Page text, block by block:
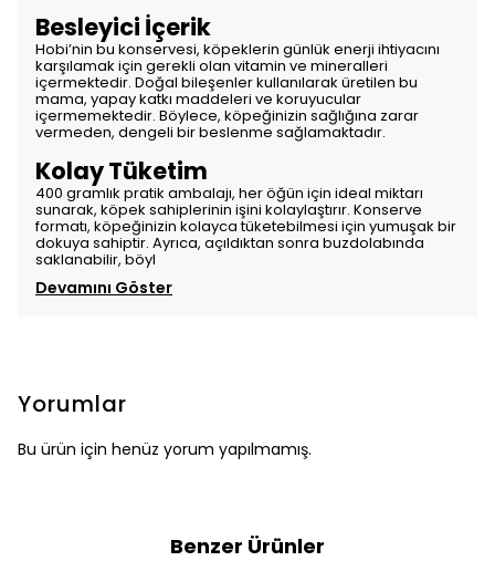
Besleyici İçerik
Hobi’nin bu konservesi, köpeklerin günlük enerji ihtiyacını
karşılamak için gerekli olan vitamin ve mineralleri
içermektedir. Doğal bileşenler kullanılarak üretilen bu
mama, yapay katkı maddeleri ve koruyucular
içermemektedir. Böylece, köpeğinizin sağlığına zarar
vermeden, dengeli bir beslenme sağlamaktadır.
Kolay Tüketim
400 gramlık pratik ambalajı, her öğün için ideal miktarı
sunarak, köpek sahiplerinin işini kolaylaştırır. Konserve
formatı, köpeğinizin kolayca tüketebilmesi için yumuşak bir
dokuya sahiptir. Ayrıca, açıldıktan sonra buzdolabında
saklanabilir, böyl
Devamını Göster
Yorumlar
Bu ürün için henüz yorum yapılmamış.
Benzer Ürünler